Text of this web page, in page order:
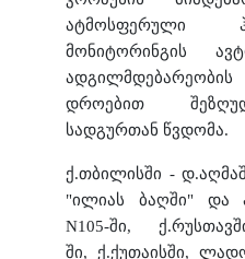
ატმოსფერული
მონიტორინგის
დროებით
სადგურთან წვდომა.
ქ.თბილისში -
"ილიას ბაღში" და
N105-ში,
ში,
ქ.ქუთაისში,